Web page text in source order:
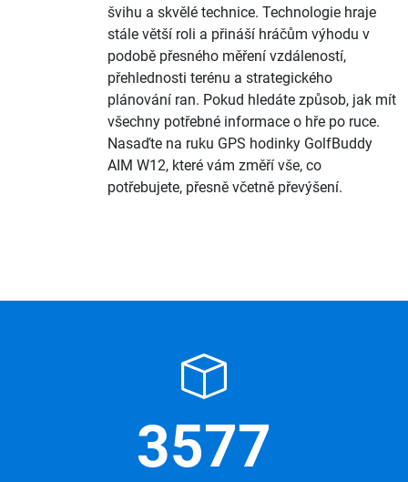
švihu a skvělé technice. Technologie hraje
stále větší roli a přináší hráčům výhodu v
podobě přesného měření vzdáleností,
přehlednosti terénu a strategického
plánování ran. Pokud hledáte způsob, jak mít
všechny potřebné informace o hře po ruce.
Nasaďte na ruku GPS hodinky GolfBuddy
AIM W12, které vám změří vše, co
potřebujete, přesně včetně převýšení.
3577